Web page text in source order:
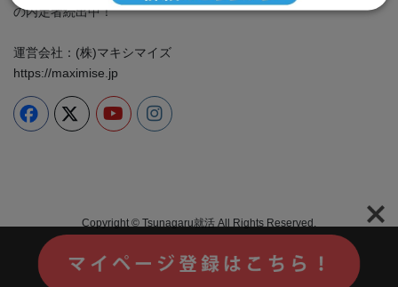
の内定者続出中！
運営会社：(株)マキシマイズ
https://maximise.jp
Copyright © Tsunagaru就活 All Rights Reserved.
Expansion Unit